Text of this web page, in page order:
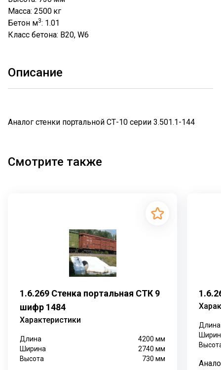
Масса: 2500 кг
Бетон м3: 1.01
Класс бетона: В20, W6
Описание
Аналог стенки портальной СТ-10 серии 3.501.1-144
Смотрите также
1.6.269 Стенка портальная СТК 9
шифр 1484
Характеристики
Длина 4200мм
Ширина
2740мм
Высота
730мм
Длина